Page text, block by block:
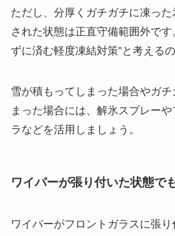
ただし、分厚くガチガチに凍っ
された状態は正直守備範囲外です
ずに済む軽度凍結対策”と考える
雪が積もってしまった場合やガチ
まった場合には、解氷スプレー
ラなどを活用しましょう。
ワイパーが張り付いた状態で
ワイパーがフロントガラスに張